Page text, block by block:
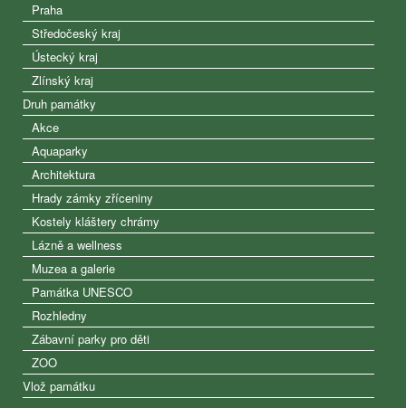
Praha
Středočeský kraj
Ústecký kraj
Zlínský kraj
Druh památky
Akce
Aquaparky
Architektura
Hrady zámky zříceniny
Kostely kláštery chrámy
Lázně a wellness
Muzea a galerie
Památka UNESCO
Rozhledny
Zábavní parky pro děti
ZOO
Vlož památku